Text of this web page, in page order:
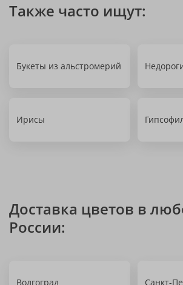
Также часто ищут:
Букеты из альстромерий
Ирисы
Доставка цветов в
России:
Волгоград Санкт-